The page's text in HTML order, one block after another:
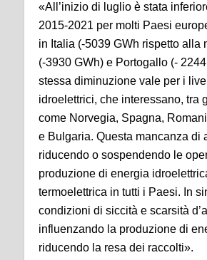
«All’inizio di luglio è stata
2015-2021 per molti Paesi
in Italia (-5039 GWh rispetto alla
(-3930 GWh) e Portogallo (-
stessa diminuzione vale per i
idroelettrici, che interessano, tra
come Norvegia, Spagna,
e Bulgaria. Questa mancanza di
riducendo o sospendendo le
produzione di energia
termoelettrica in tutti i Paesi. In
condizioni di siccità e scarsità
influenzando la produzione di
riducendo la resa dei raccolti».